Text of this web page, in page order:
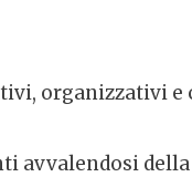
organizzativi e
avvalendosi